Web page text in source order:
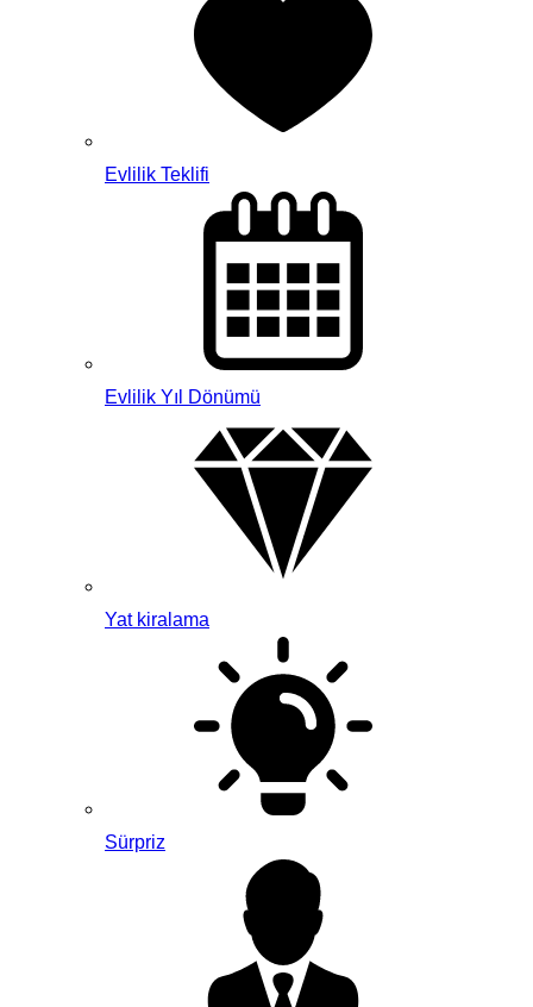
Evlilik Teklifi
Evlilik Yıl Dönümü
Yat kiralama
Sürpriz